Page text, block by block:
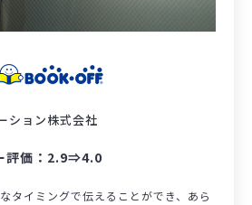
ション株式会社
評価：2.9⇒4.0
タイミングで伝えることができ、あら